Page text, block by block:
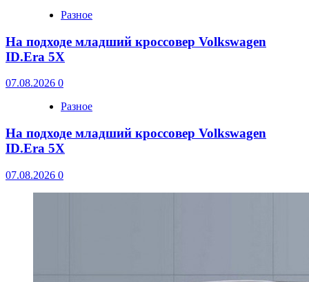
Разное
На подходе младший кроссовер Volkswagen
ID.Era 5X
07.08.2026 0
Разное
На подходе младший кроссовер Volkswagen
ID.Era 5X
07.08.2026 0